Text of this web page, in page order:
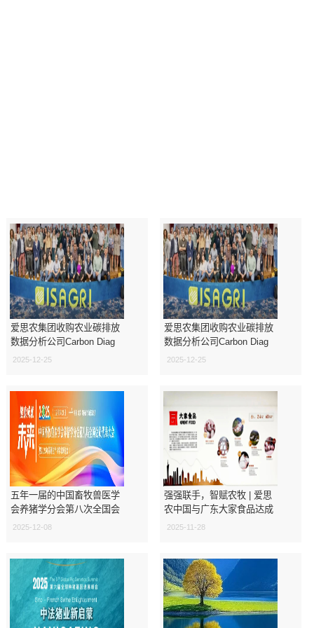
爱思农集团收购农业碳排放
数据分析公司Carbon Diag
2025-12-25
爱思农集团收购农业碳排放
数据分析公司Carbon Diag
2025-12-25
五年一届的中国畜牧兽医学
会养猪学分会第八次全国会
员代表大会即将在京盛大开
2025-12-08
强强联手，智赋农牧 | 爱思
农中国与广东大家食品达成
战略合作
2025-11-28